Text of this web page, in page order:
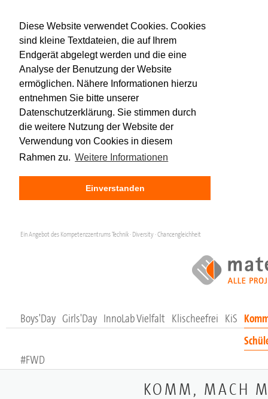
Diese Website verwendet Cookies. Cookies
sind kleine Textdateien, die auf Ihrem
Endgerät abgelegt werden und die eine
Analyse der Benutzung der Website
ermöglichen. Nähere Informationen hierzu
entnehmen Sie bitte unserer
Datenschutzerklärung. Sie stimmen durch
die weitere Nutzung der Website der
Verwendung von Cookies in diesem
Rahmen zu. Weitere Informationen
Einverstanden
Ein Angebot des Kompetenzzentrums Technik · Diversity · Chancengleichheit
Boys'Day Girls'Day InnoLab Vielfalt Klischeefrei KiS
#FWD
KOMM, MACH